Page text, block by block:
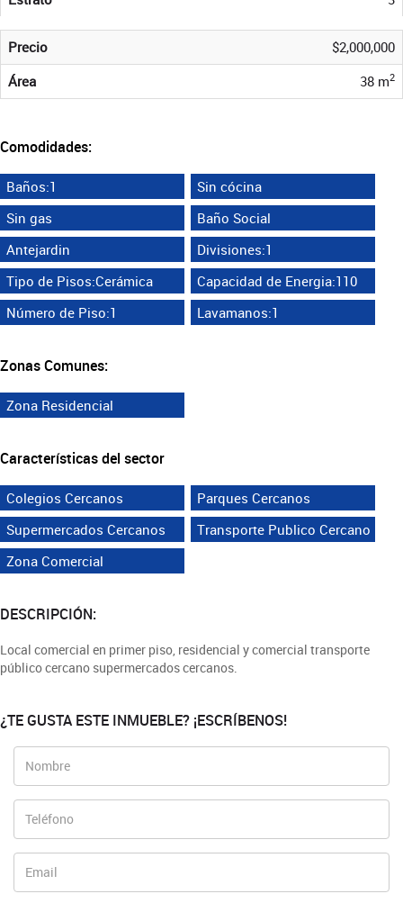
Precio
$2,000,000
Área
38 m2
Comodidades:
Baños:1
Sin cócina
Sin gas
Baño Social
Antejardin
Divisiones:1
Tipo de Pisos:Cerámica
Capacidad de Energia:110
Número de Piso:1
Lavamanos:1
Zonas Comunes:
Zona Residencial
Características del sector
Colegios Cercanos
Parques Cercanos
Supermercados Cercanos
Transporte Publico Cercano
Zona Comercial
DESCRIPCIÓN:
Local comercial en primer piso, residencial y comercial transporte
público cercano supermercados cercanos.
¿TE GUSTA ESTE INMUEBLE? ¡ESCRÍBENOS!